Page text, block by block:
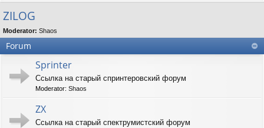
s
ZILOG
Moderator: Shaos
Forum
Sprinter
Ссылка на старый спринтеровский форум
Moderator: Shaos
ZX
Ссылка на старый спектрумистский форум